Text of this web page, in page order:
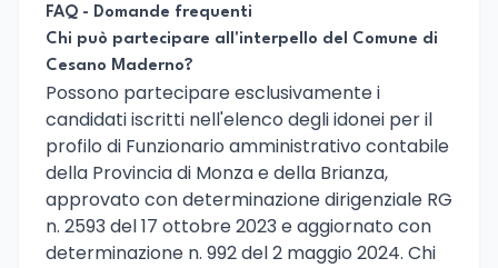
FAQ - Domande frequenti
Chi può partecipare all'interpello del Comune di
Cesano Maderno?
Possono partecipare esclusivamente i
candidati iscritti nell'elenco degli idonei per il
profilo di Funzionario amministrativo contabile
della Provincia di Monza e della Brianza,
approvato con determinazione dirigenziale RG
n. 2593 del 17 ottobre 2023 e aggiornato con
determinazione n. 992 del 2 maggio 2024. Chi